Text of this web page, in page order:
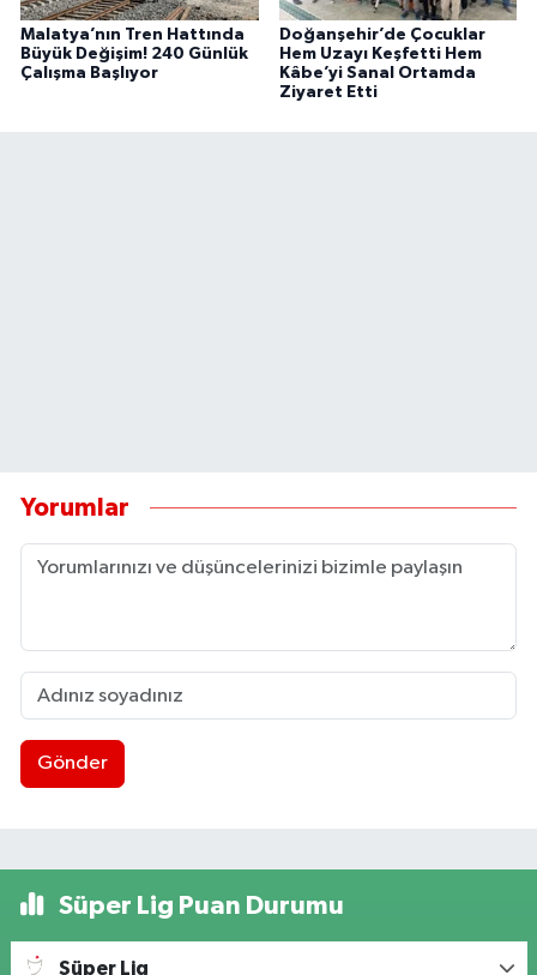
Malatya’nın Tren Hattında
Büyük Değişim! 240 Günlük
Çalışma Başlıyor
Doğanşehir’de Çocuklar
Hem Uzayı Keşfetti Hem
Kâbe’yi Sanal Ortamda
Ziyaret Etti
Yorumlar
Gönder
Süper Lig Puan Durumu
Süper Lig